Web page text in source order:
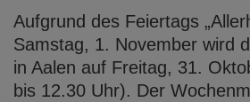
Aufgrund des Feiertags
Samstag, 1. November wird
in Aalen auf Freitag, 31.
bis 12.30 Uhr). Der